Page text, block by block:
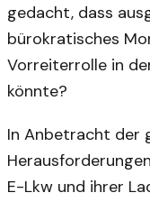
gedacht, dass
bürokratisches
Vorreiterrolle in
könnte?
In Anbetracht der
E-Lkw und ihrer